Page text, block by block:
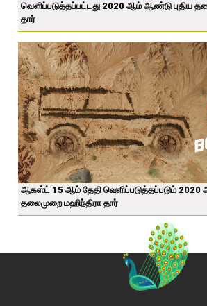
வெளிப்படுத்தப்பட்டது 2020 ஆம் ஆண்டு புதிய
தார்
ஆகஸ்ட் 15 ஆம் தேதி வெளிப்படுத்தப்படும்
தலைமுறை மஹிந்திரா தார்